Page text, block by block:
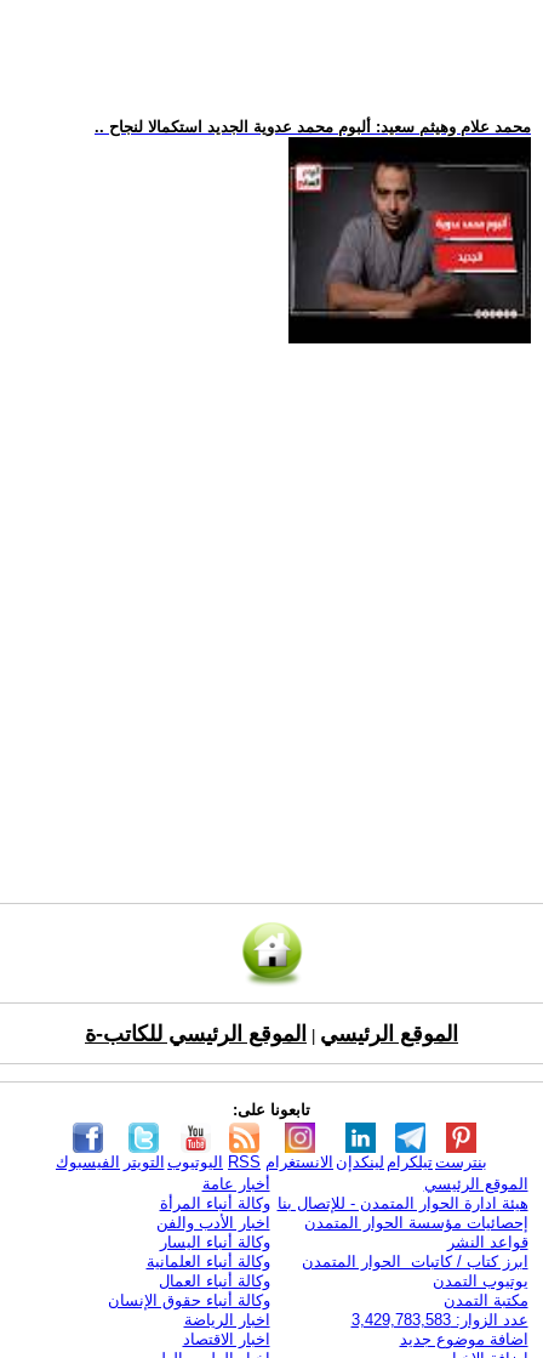
.. محمد علام وهيثم سعيد: ألبوم محمد عدوية الجديد استكمالا لنجاح
الموقع الرئيسي الموقع الرئيسي للكاتب-ة
تابعونا على:
الفيسبوك التويتر اليوتيوب RSS الانستغرام لينكدإن تيلكرامبنترست
الموقع الرئيسي
هيئة ادارة الحوار المتمدن - للإتصال بنا
إحصائيات مؤسسة الحوار المتمدن
قواعد النشر
ابرز كتاب / كاتبات الحوار المتمدن
يوتيوب التمدن
مكتبة التمدن
عدد الزوار: 3,429,783,583
اضافة موضوع جديد
أخبار عامة
وكالة أنباء المرأة
اخبار الأدب والفن
وكالة أنباء اليسار
وكالة أنباء العلمانية
وكالة أنباء العمال
وكالة أنباء حقوق الإنسان
اخبار الرياضة
اخبار الاقتصاد